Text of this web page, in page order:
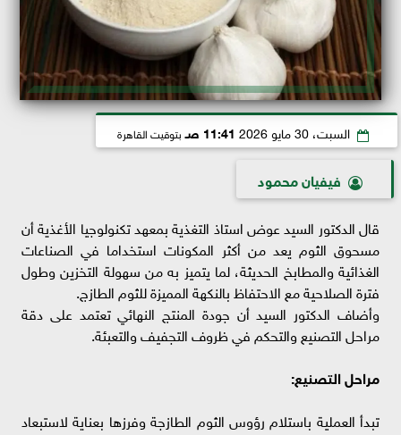
السبت، 30 مايو 2026 11:41 صـ بتوقيت القاهرة
فيفيان محمود
قال الدكتور السيد عوض استاذ التغذية بمعهد تكنولوجيا الأغذية أن
مسحوق الثوم يعد من أكثر المكونات استخداما في الصناعات
الغذائية والمطابخ الحديثة، لما يتميز به من سهولة التخزين وطول
فترة الصلاحية مع الاحتفاظ بالنكهة المميزة للثوم الطازج.
وأضاف الدكتور السيد أن جودة المنتج النهائي تعتمد على دقة
مراحل التصنيع والتحكم في ظروف التجفيف والتعبئة.
مراحل التصنيع:
تبدأ العملية باستلام رؤوس الثوم الطازجة وفرزها بعناية لاستبعاد